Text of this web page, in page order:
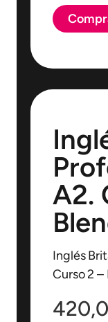
A2.
Inglés
Curso 2 –